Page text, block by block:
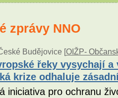
zprávy NNO
Budějovice [OIŽP-
řeky vysychají
krize odhaluje
iniciativa pro ochranu